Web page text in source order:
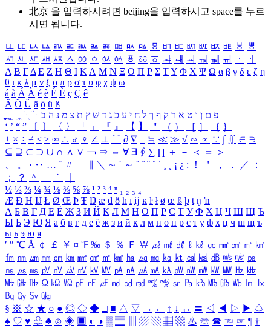
北京 을 입력하시려면 beijing을 입력하시고 space를 누르
시면 됩니다.
ㅥ ㅦ ㅧ ㅨ ㅩ ㅪ ㅫ ㅬ ㅭ ㅮ ㅯ ㅰ ㅱ ㅲ ㅳ ㅴ ㅵ ㅶ ㅷ ㅸ
ㅹ
ㅺ ㅻ ㅼ ㅽ ㅾ ㅿ ㆀ ㆁ ㆂ ㆃ ㆄ ㆅ ㆆ ㆇ ㆈ ㆉ ㆊ ㆋ ㆌ ㆍ
ㆎ
Α Β ΓΔ Ε Ζ Η Θ Ι ΚΛ Μ Ν Ξ Ο Π Ρ Σ ΤΥ Φ Χ Ψ Ω α β γ δ ε ζ η
θ ι κ λ μ ν ξ ο π ρ σ τ υ φ χ ψ ω
á à Á À é è É È ç Ç ê
Ä Ö Ü ä ö ü ß
ִֶֹ ֻּ ׁׂ פ ם ן ו ט א ר ק ף ך ל ח י ע כ ג ד ש ץ ת צ מ נ ה ב
‘ ’ “ ” 〔 〕 〈 〉 「 」 『 』 【 】 ＂ （ ） ［ ］ ｛ ｝
± × ÷ ≠ ≤ ≥ ∞ ∴ ♂ ♀ ∠ ⊥ ⌒ ∂ ∇ ≡ ≒ ≪ ≫ √ ∽ ∝ ∵ ∫ ∬ ∈ ∋
⊆ ⊇ ⊂ ⊃ ∪ ∩ ∧ ∨ ￢ ⇒ ⇔ ∀ ∃ ∮ ∑ ∏ ＋ － ＜ ＝
＞
、
。 · ‥ … ¨ 〃 ― ＼ ∼ ´ ～ ˇ ˘ ˝ ˚ ˙ ¸ ¡ ¿ ː ！ ＇ ， ． ／
：
；
？ ＾ ｀
½ ⅓ ⅔ ¼ ¾ ⅛ ⅜ ⅝ ⅞ ¹ ² ³ ⁴ ⁿ ₁ ₂ ₃ ₄
Æ Ð Ħ Ĳ Ł Ø Œ Þ Ŧ Ŋ æ đ ð ħ ı ĳ ĸ ŀ ł ø œ ß þ ŧ ŋ ŉ
А Б В Г Д Е Ё Ж З И Й К Л М Н О П Р С Т У Ф Х Ц Ч Ш Щ Ъ
Ы Ь Э Ю Я а б в г д е ё ж з и й к л м н о п р с т у ф х ц ч ш щ ъ
ы ь э ю я
′ ″ ℃ Å ￠ ￡ ￥ ¤ ℉ ‰ ＄ ％ Ｆ ￦ ㎕ ㎖ ㎗ ℓ ㎘ ㏄ ㎣ ㎤ ㎥ ㎦
㎙ ㎚ ㎛ ㎜ ㎝ ㎞ ㎟ ㎠ ㎡ ㎢ ㏊ ㎍ ㎎ ㎏ ㏏ ㎈ ㎉ ㏈ ㎧ ㎨ ㎰
㎱ ㎲ ㎳ ㎴ ㎵ ㎶ ㎷ ㎸ ㎹ ㎀ ㎁ ㎂ ㎃ ㎄ ㎺ ㎻ ㎽ ㎾ ㎿ ㎐ ㎑
㎒ ㎓ ㎔ Ω ㏀ ㏁ ㎊ ㎋ ㎌ ㏖ ㏅ ㎭ ㎮ ㎯ ㏛ ㎩ ㎪ ㎫ ㎬ ㏝ ㏐
㏓
㏃ ㏉ ㏜ ㏆
§ ※ ☆ ★ ○ ● ◎ ◇ ◆ □ ■ △ ▽ → ← ↑ ↓ ↔ 〓 ◁ ◀ ▷ ▶ ♤
♠ ♡ ♥ ♧ ♣ ⊙ ◈ ▣ ◐ ◑ ▒ ▤ ▨ ▧ ▦ ▩ ♨ ☏ ☎ ☜ ☞ ¶ †